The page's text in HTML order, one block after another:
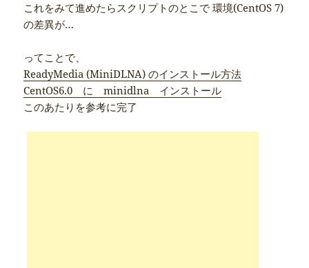
これをみて進めたらスクリプトのとこで 環境(CentOS 7)
の差異が…
ってことで、
ReadyMedia (MiniDLNA) のインストール方法
CentOS6.0 に minidlna インストール
このあたりを参考に完了